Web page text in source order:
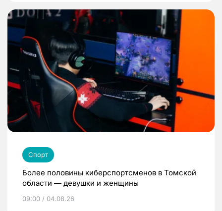
Спорт
Более половины киберспортсменов в Томской
области — девушки и женщины
09:00 / 04.08.26